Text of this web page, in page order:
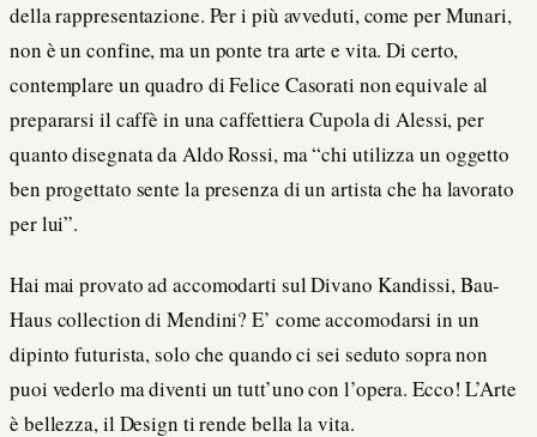
della rappresentazione. Per i più avveduti, come per Munari,
non è un confine, ma un ponte tra arte e vita. Di certo,
contemplare un quadro di Felice Casorati non equivale al
prepararsi il caffè in una caffettiera Cupola di Alessi, per
quanto disegnata da Aldo Rossi, ma “chi utilizza un oggetto
ben progettato sente la presenza di un artista che ha lavorato
per lui”.
Hai mai provato ad accomodarti sul Divano Kandissi, Bau-
Haus collection di Mendini? E’ come accomodarsi in un
dipinto futurista, solo che quando ci sei seduto sopra non
puoi vederlo ma diventi un tutt’uno con l’opera. Ecco! L’Arte
è bellezza, il Design ti rende bella la vita.